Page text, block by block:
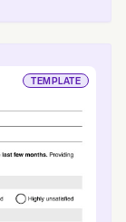
TEMPLATE